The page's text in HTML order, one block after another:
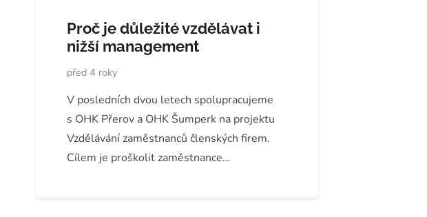
Proč je důležité vzdělávat i
nižší management
před 4 roky
V posledních dvou letech spolupracujeme
s OHK Přerov a OHK Šumperk na projektu
Vzdělávání zaměstnanců členských firem.
Cílem je proškolit zaměstnance…